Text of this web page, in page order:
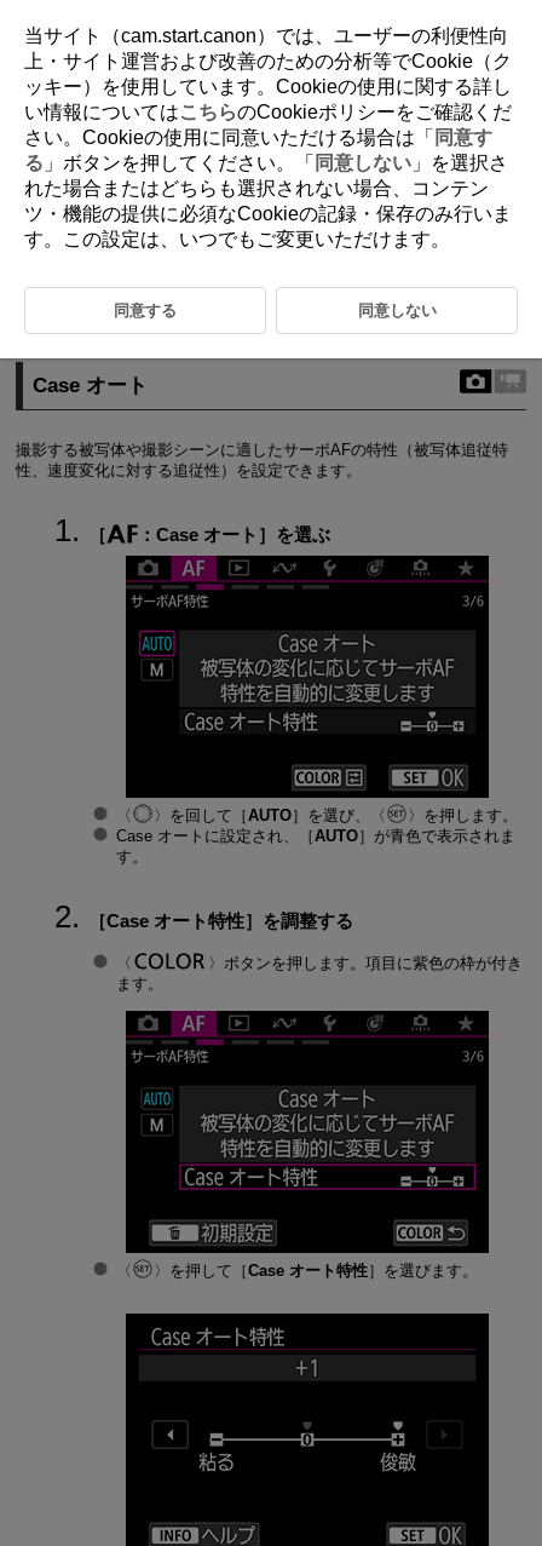
D388-136
サーボAF特性
Case オート
Case オート
撮影する被写体や撮影シーンに適したサーボAFの特性（被写体追従特
性、速度変化に対する追従性）を設定できます。
［ ： Case オート ］を選ぶ
を回して［AUTO］を選び、
を押します。
Case オートに設定され、［AUTO］が青色で表示されま
す。
［Case オート特性］を調整する
ボタンを押します。項目に紫色の枠が付き
ます。
を押して［Case オート特性］を選びます。
当サイト（cam.start.canon）では、ユーザーの利便性向
上・サイト運営および改善のための分析等でCookie（ク
ッキー）を使用しています。Cookieの使用に関する詳し
い情報についてはこちらのCookieポリシーをご確認くだ
さい。Cookieの使用に同意いただける場合は「 同意す
る 」ボタンを押してください。「 同意しない 」を選択さ
れた場合またはどちらも選択されない場合、コンテン
ツ・機能の提供に必須なCookieの記録・保存のみ行いま
す。この設定は、いつでもご変更いただけます。
同意する 同意しない